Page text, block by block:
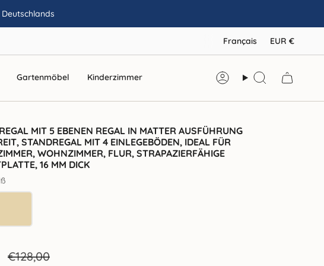
Français EUR €
Gartenmöbel Kinderzimmer CompteRecherche
MIT 5 EBENEN REGAL IN MATTER AUSFÜHRUNG
STANDREGAL MIT 4 EINLEGEBÖDEN, IDEAL FÜR
WOHNZIMMER, FLUR, STRAPAZIERFÄHIGE
16 MM DICK
Prix
€128,00